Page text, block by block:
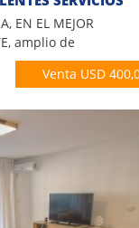
EN EL MEJOR
amplio de
con 2
terraza ,
Venta USD